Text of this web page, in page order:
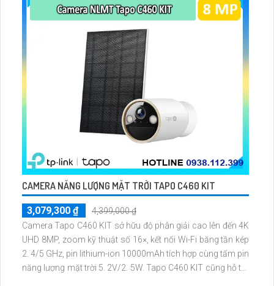
CAMERA NĂNG LƯỢNG MẶT TRỜI TAPO C460 KIT
3,079,300 ₫
4,399,000 ₫
Camera Tapo C460 KIT sở hữu độ phân giải cao lên đến 4K
UHD 8MP, zoom kỹ thuật số 16×, kết nối Wi-Fi băng tần kép
2. 4/5 GHz, pin lithium-ion 10000mAh tích hợp cùng tấm pin
năng lượng mặt trời 5. 2V/2. 5W. Tapo C460 KIT cũng hỗ trợ